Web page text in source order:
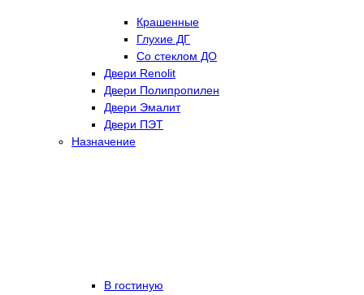
Крашенные
Глухие ДГ
Со стеклом ДО
Двери Renolit
Двери Полипропилен
Двери Эмалит
Двери ПЭТ
Назначение
В гостиную